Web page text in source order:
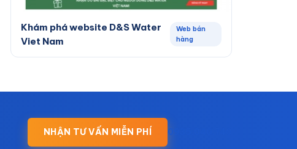
Khám phá website D&S Water
Viet Nam
Web bán
hàng
NHẬN TƯ VẤN MIỄN PHÍ 0935.040.740